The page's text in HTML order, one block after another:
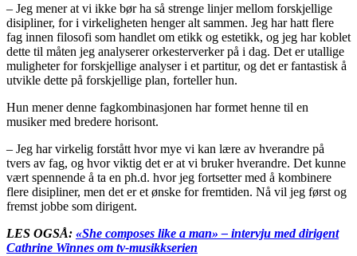
– Jeg mener at vi ikke bør ha så strenge linjer mellom forskjellige
disipliner, for i virkeligheten henger alt sammen. Jeg har hatt flere
fag innen filosofi som handlet om etikk og estetikk, og jeg har koblet
dette til måten jeg analyserer orkesterverker på i dag. Det er utallige
muligheter for forskjellige analyser i et partitur, og det er fantastisk å
utvikle dette på forskjellige plan, forteller hun.
Hun mener denne fagkombinasjonen har formet henne til en
musiker med bredere horisont.
– Jeg har virkelig forstått hvor mye vi kan lære av hverandre på
tvers av fag, og hvor viktig det er at vi bruker hverandre. Det kunne
vært spennende å ta en ph.d. hvor jeg fortsetter med å kombinere
flere disipliner, men det er et ønske for fremtiden. Nå vil jeg først og
fremst jobbe som dirigent.
LES OGSÅ: «She composes like a man» – intervju med dirigent
Cathrine Winnes om tv-musikkserien